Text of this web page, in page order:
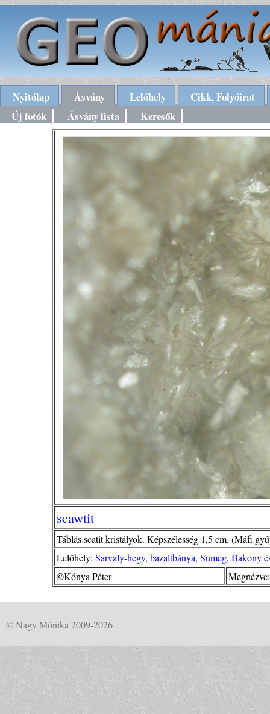
Nyitólap Ásvány Lelőhely
Cikk, Folyóirat
Új fotók
Ásvány lista Keresők
scawtit
Táblás scatit kristályok. Képszélesség 1,5 cm. (Máfi
Lelőhely: Sarvaly-hegy, bazaltbánya, Sümeg, Bakony
©Kónya Péter
© Nagy Mónika 2009-2026